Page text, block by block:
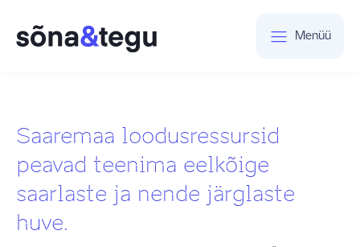
Menüü
Saaremaa loodusressursid
peavad teenima eelkõige
saarlaste ja nende järglaste
huve.